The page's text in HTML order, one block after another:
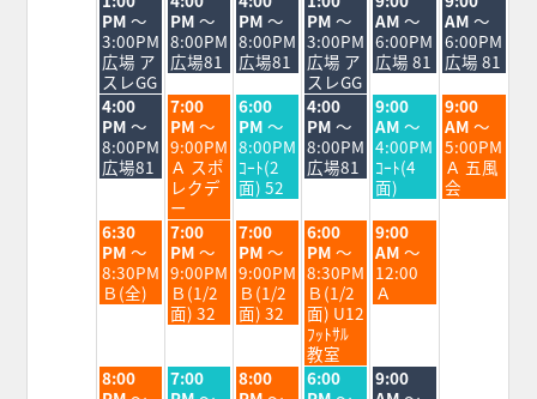
曜
日,
9
月
1st
2026
PM ～
3:00PM
広場 ア
スレGG
曜
日,
9
月
2nd
2026
PM ～
8:00PM
広場81
曜
日,
9
月
3rd
2026
PM ～
8:00PM
広場81
曜
日,
9
月
4th
2026
PM ～
3:00PM
広場 ア
スレGG
曜
日,
9
月
5th
2026
AM ～
6:00PM
広場 81
曜
日,
9
月
6th
2026
AM ～
6:00PM
広場 81
火
曜
日,
9
月
2026
4:00
PM ～
8:00PM
広場81
水
曜
日,
9
月
2nd
2026
7:00
PM ～
9:00PM
Ａ スポ
レクデ
ー
木
曜
日,
9
月
3rd
2026
6:00
PM ～
8:00PM
ｺｰﾄ(2
面) 52
金
曜
日,
9
月
2026
4:00
PM ～
8:00PM
広場81
土
曜
日,
9
月
5th
2026
9:00
AM ～
4:00PM
ｺｰﾄ(4
面)
日
曜
日,
9
月
6th
9:00
AM ～
5:00PM
Ａ 五風
会
火
曜
日,
9
月
6:30
PM ～
8:30PM
Ｂ(全)
水
曜
日,
9
月
2nd
7:00
PM ～
9:00PM
Ｂ(1/2
面) 32
木
曜
日,
9
月
3rd
7:00
PM ～
9:00PM
Ｂ(1/2
面) 32
金
曜
日,
9
月
4th
2026
6:00
PM ～
8:30PM
Ｂ(1/2
面) U12
ﾌｯﾄｻﾙ
教室
土
曜
日,
9
月
9:00
AM ～
12:00
Ａ
火
8:00
水
7:00
木
8:00
金
6:00
土
9:00